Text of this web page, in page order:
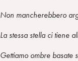
Non mancherebbero
La stessa stella ci tiene
Gettiamo ombre basate